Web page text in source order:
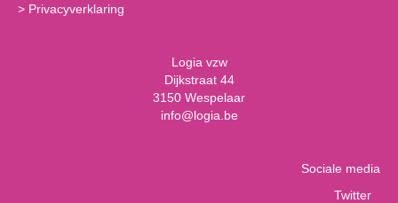
> Privacyverklaring
Logia vzw
Dijkstraat 44
3150 Wespelaar
info@logia.be
Sociale media
Twitter